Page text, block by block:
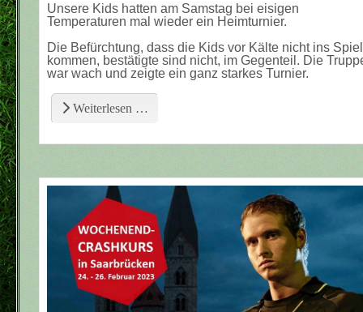
Unsere Kids hatten am Samstag bei eisigen
Temperaturen mal wieder ein Heimturnier.
Die Befürchtung, dass die Kids vor Kälte nicht ins Spiel
kommen, bestätigte sind nicht, im Gegenteil. Die
war wach und zeigte ein ganz starkes Turnier.
Weiterlesen …